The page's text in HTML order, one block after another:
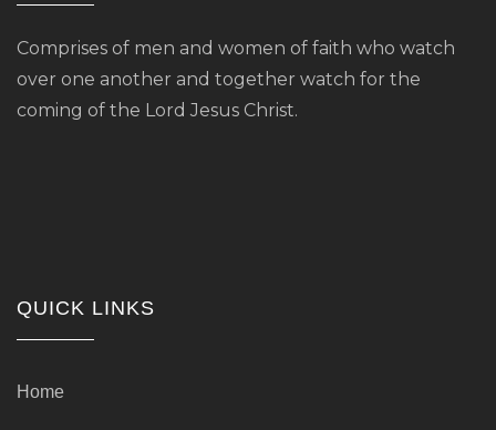
Comprises of men and women of faith who watch
over one another and together watch for the
coming of the Lord Jesus Christ.
QUICK LINKS
Home